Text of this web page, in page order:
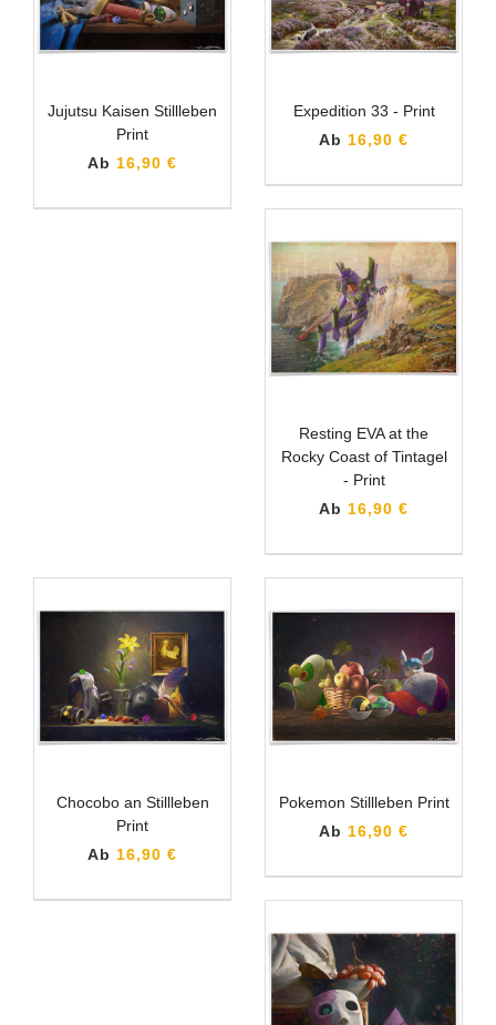
Jujutsu Kaisen Stillleben
Print
Ab 16,90 €
Expedition 33 - Print
Ab 16,90 €
Resting EVA at the
Rocky Coast of Tintagel
- Print
Ab 16,90 €
Chocobo an Stillleben
Print
Ab 16,90 €
Pokemon Stillleben Print
Ab 16,90 €